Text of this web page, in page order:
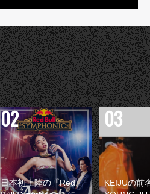
日本初上陸の『Red
KEIJUの前